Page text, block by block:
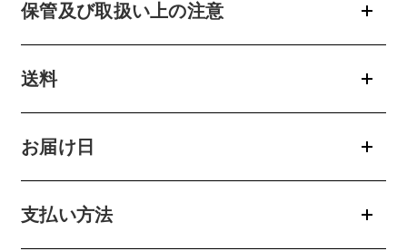
保管及び取扱い上の注意
送料
お届け日
支払い方法